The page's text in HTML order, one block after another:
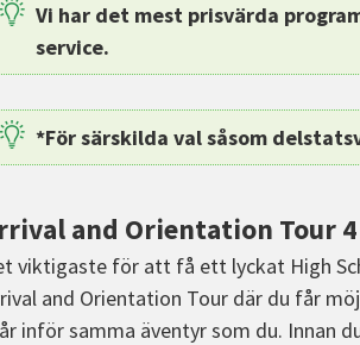
Vi har det mest prisvärda
service.
*För särskilda val såsom
and Orientation Tour
viktigaste för att få ett lyckat High
and Orientation Tour där du får
inför samma äventyr som du. Innan